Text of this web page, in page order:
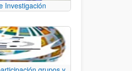
Investigación